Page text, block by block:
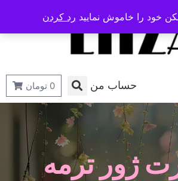
حساب من 0 تومان
ژور ترمه
خود را خاموش نمایید رد کردن